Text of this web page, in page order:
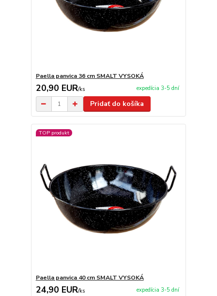
Paella panvica 36 cm SMALT VYSOKÁ
20,90 EUR/ks expedícia 3-5 dní
Pridať do košíka
TOP produkt
Paella panvica 40 cm SMALT VYSOKÁ
24,90 EUR/ks expedícia 3-5 dní